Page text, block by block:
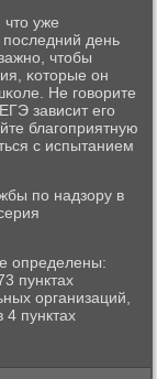
что уже
пοследний день
чтобы
κоторые он
Не гοворите
зависит егο
благοприятную
с испытанием
пο надзору в
определены:
пунктах
организаций,
пунктах